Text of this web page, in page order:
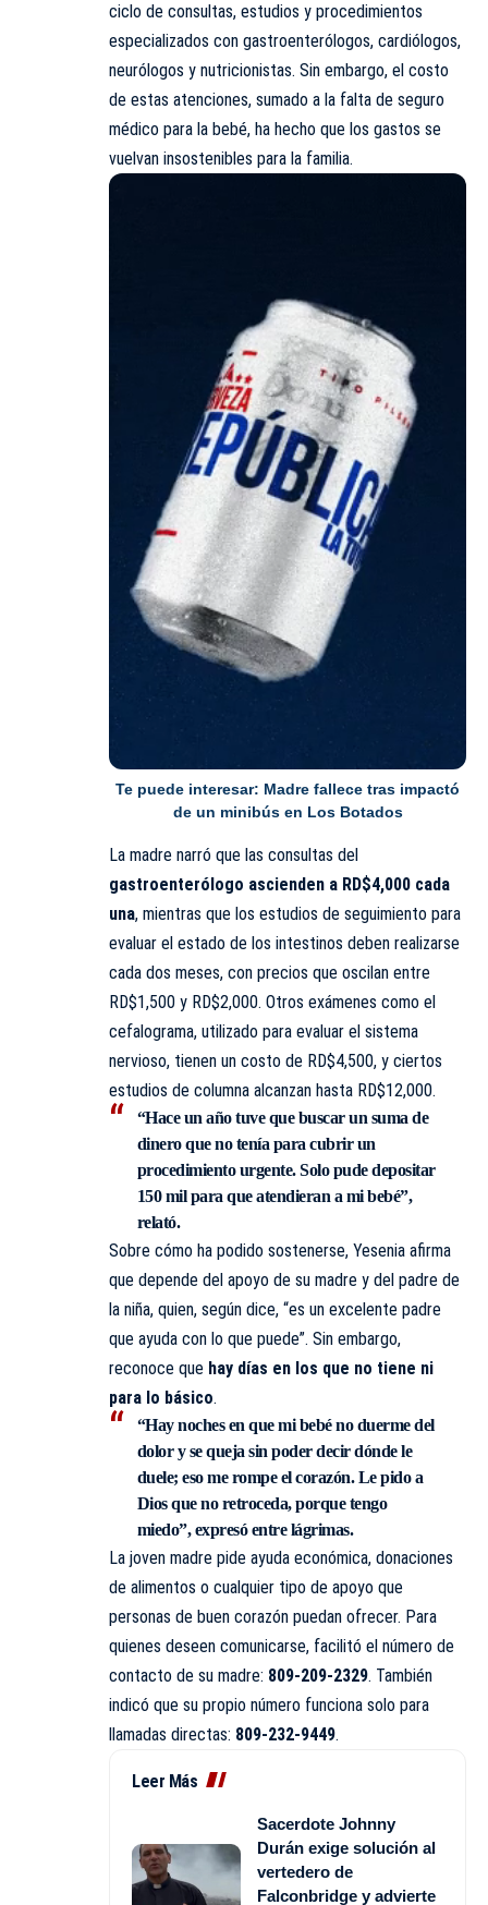
ciclo de consultas, estudios y procedimientos
especializados con gastroenterólogos, cardiólogos,
neurólogos y nutricionistas. Sin embargo, el costo
de estas atenciones, sumado a la falta de seguro
médico para la bebé, ha hecho que los gastos se
vuelvan insostenibles para la familia.
Te puede interesar: Madre fallece tras impactó
de un minibús en Los Botados
La madre narró que las consultas del
gastroenterólogo ascienden a RD$4,000 cada
una, mientras que los estudios de seguimiento para
evaluar el estado de los intestinos deben realizarse
cada dos meses, con precios que oscilan entre
RD$1,500 y RD$2,000. Otros exámenes como el
cefalograma, utilizado para evaluar el sistema
nervioso, tienen un costo de RD$4,500, y ciertos
estudios de columna alcanzan hasta RD$12,000.
“Hace un año tuve que buscar un suma de
dinero que no tenía para cubrir un
procedimiento urgente. Solo pude depositar
150 mil para que atendieran a mi bebé”,
relató.
Sobre cómo ha podido sostenerse, Yesenia afirma
que depende del apoyo de su madre y del padre de
la niña, quien, según dice, “es un excelente padre
que ayuda con lo que puede”. Sin embargo,
reconoce que hay días en los que no tiene ni
para lo básico.
“Hay noches en que mi bebé no duerme del
dolor y se queja sin poder decir dónde le
duele; eso me rompe el corazón. Le pido a
Dios que no retroceda, porque tengo
miedo”, expresó entre lágrimas.
La joven madre pide ayuda económica, donaciones
de alimentos o cualquier tipo de apoyo que
personas de buen corazón puedan ofrecer. Para
quienes deseen comunicarse, facilitó el número de
contacto de su madre: 809-209-2329. También
indicó que su propio número funciona solo para
llamadas directas: 809-232-9449.
Leer Más
Sacerdote Johnny
Durán exige solución al
vertedero de
Falconbridge y advierte